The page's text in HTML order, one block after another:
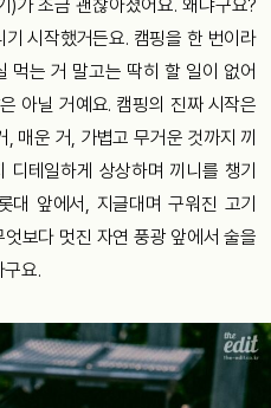
가 조금 괜찮아졌어요. 왜냐구요?
시작했거든요. 캠핑을 한 번이라
먹는 거 말고는 딱히 할 일이 없어
아닐 거예요. 캠핑의 진짜 시작은
매운 거, 가볍고 무거운 것까지 끼
디테일하게 상상하며 끼니를 챙기
대 앞에서, 지글대며 구워진 고기
보다 멋진 자연 풍광 앞에서 술을
요.